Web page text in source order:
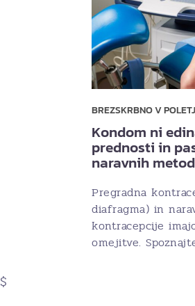
BREZSKRBNO V
Kondom ni
prednosti in
naravnih
Pregradna
diafragma) in
kontracepcije
omejitve.
$